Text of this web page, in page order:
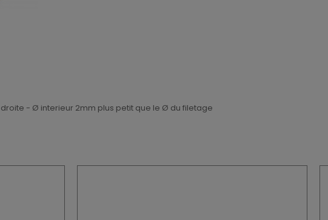
- Ø interieur 2mm plus petit que le Ø du filetage